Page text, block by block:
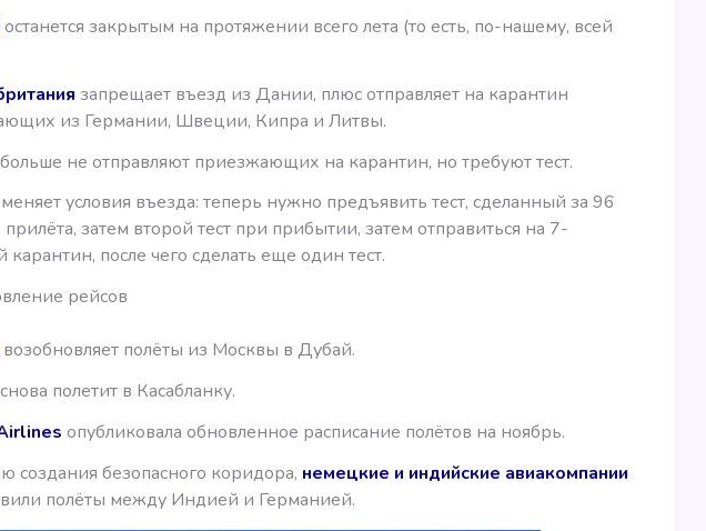
останется закрытым на протяжении всего лета (то есть, по-нашему, всей
запрещает въезд из Дании, плюс отправляет на карантин
из Германии, Швеции, Кипра и Литвы.
больше не отправляют приезжающих на карантин, но требуют тест.
условия въезда: теперь нужно предъявить тест, сделанный за 96
прилёта, затем второй тест при прибытии, затем отправиться на 7-
после чего сделать еще один тест.
рейсов
возобновляет полёты из Москвы в Дубай.
снова полетит в Касабланку.
опубликовала обновленное расписание полётов на ноябрь.
создания безопасного коридора, немецкие и индийские авиакомпании
полёты между Индией и Германией.